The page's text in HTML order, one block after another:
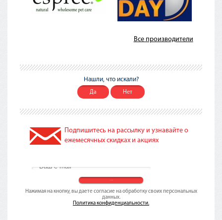
Все производители
Нашли, что искали?
Да Нет
Подпишитесь на рассылку и узнавайте о
ежемесячных скидках и акциях
Нажимая на кнопку, вы даете согласие на обработку своих персональных
данных.
Политика конфиденциальности.